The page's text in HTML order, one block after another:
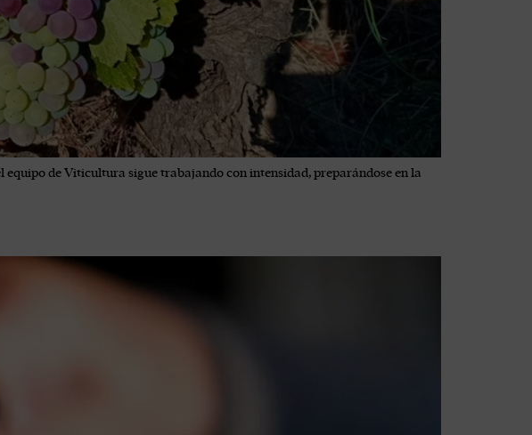
equipo de Viticultura sigue trabajando con intensidad, preparándose en la